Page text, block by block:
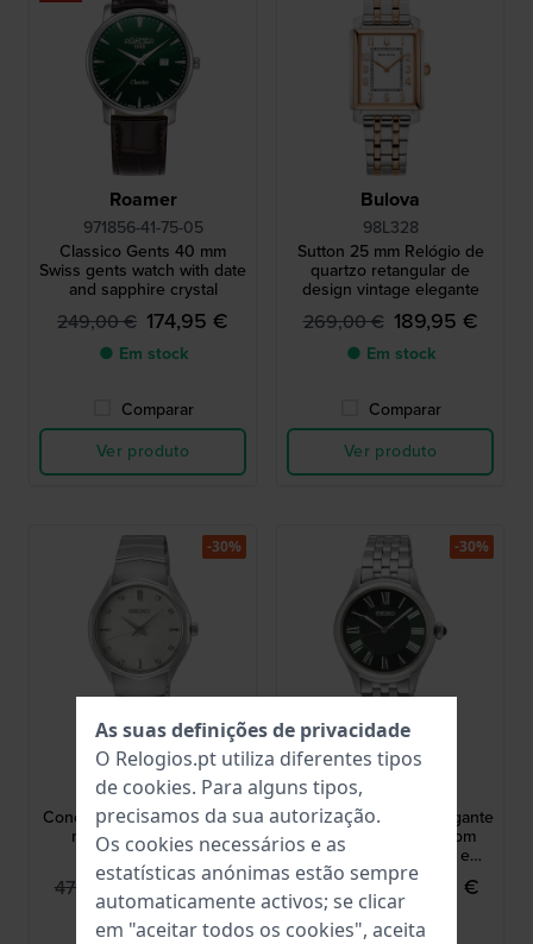
Roamer
971856-41-75-05
Classico Gents 40 mm
Swiss gents watch with date
and sapphire crystal
249,00 € 174,95 €
● Em stock
Comparar
Ver produto
Bulova
98L328
Sutton 25 mm Relógio de
quartzo retangular de
design vintage elegante
269,00 € 189,95 €
● Em stock
Comparar
Ver produto
Seiko
SUR615P1
Conceptual 30 mm Relógio
mulher prata com 8
diamantes
470,00 € 329,95 €
● Em stock
-30%
Seiko
SUR611P1
SUR611P1 29.6 mm Elegante
relógio de quartzo com
coroa em cabochão e
índices romanos
370,00 € 259,95 €
● Em stock
-30%
As suas definições de privacidade
O Relogios.pt utiliza diferentes tipos
de cookies. Para alguns tipos,
precisamos da sua autorização.
Os cookies necessários e as
estatísticas anónimas estão sempre
automaticamente activos; se clicar
em "aceitar todos os cookies", aceita